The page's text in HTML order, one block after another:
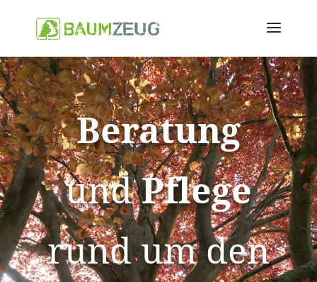
Beratung
undPflege
rund um den